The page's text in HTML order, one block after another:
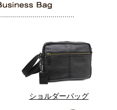
ショルダーバッグ